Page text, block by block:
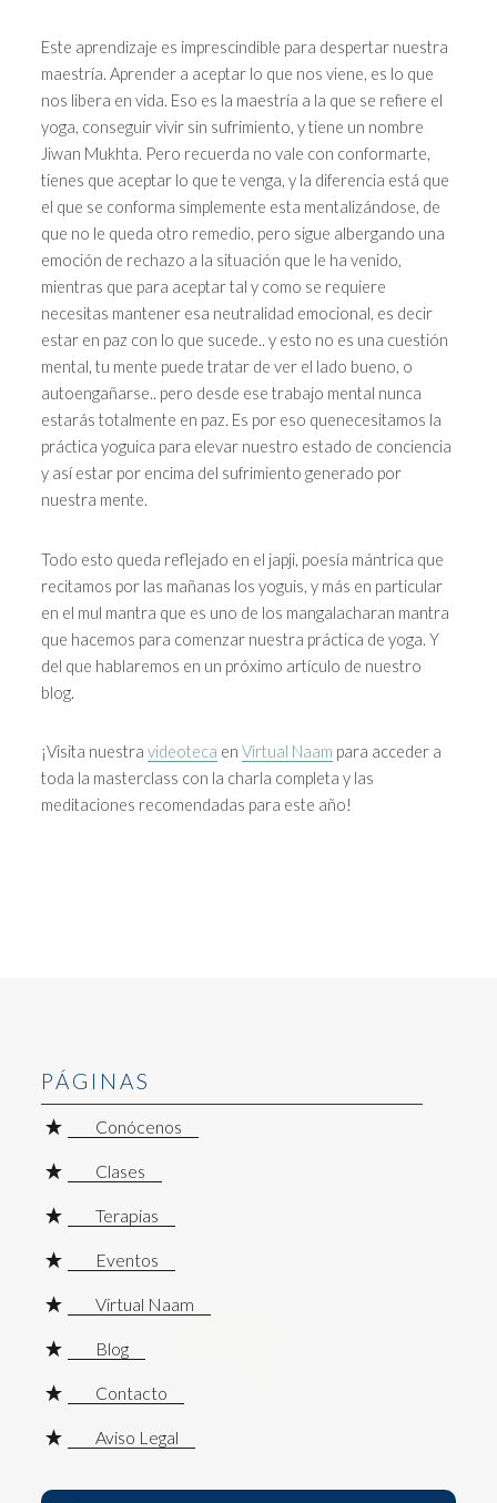
Este aprendizaje es imprescindible para despertar nuestra
maestría. Aprender a aceptar lo que nos viene, es lo que
nos libera en vida. Eso es la maestría a la que se refiere el
yoga, conseguir vivir sin sufrimiento, y tiene un nombre
Jiwan Mukhta. Pero recuerda no vale con conformarte,
tienes que aceptar lo que te venga, y la diferencia está que
el que se conforma simplemente esta mentalizándose, de
que no le queda otro remedio, pero sigue albergando una
emoción de rechazo a la situación que le ha venido,
mientras que para aceptar tal y como se requiere
necesitas mantener esa neutralidad emocional, es decir
estar en paz con lo que sucede.. y esto no es una cuestión
mental, tu mente puede tratar de ver el lado bueno, o
autoengañarse.. pero desde ese trabajo mental nunca
estarás totalmente en paz. Es por eso quenecesitamos la
práctica yoguica para elevar nuestro estado de conciencia
y así estar por encima del sufrimiento generado por
nuestra mente.
Todo esto queda reflejado en el japji, poesía mántrica que
recitamos por las mañanas los yoguis, y más en particular
en el mul mantra que es uno de los mangalacharan mantra
que hacemos para comenzar nuestra práctica de yoga. Y
del que hablaremos en un próximo artículo de nuestro
blog.
¡Visita nuestra videoteca en Virtual Naam para acceder a
toda la masterclass con la charla completa y las
meditaciones recomendadas para este año!
PÁGINAS
Conócenos
Clases
Terapias
Eventos
Virtual Naam
Blog
Contacto
Aviso Legal